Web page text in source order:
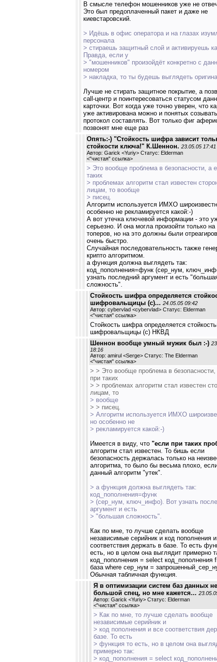
В смысле телефон мошенников уже не
Это был предоплаченный пакет и даже не
киевстаровский.
> Идёшь в офис оператора и на глазах
персонала
> стираешь защитный слой и активируешь
Правда, если у
> "мошенников" произойдёт конкретно с
номером
> накладка, то ты будешь выглядеть
Лучше не стирать защитное покрытие, а
call-центр и поинтересоваться статусом
карточки. Вот когда уже точно уверен, что
уже активирована можно и понятых
протокол составлять. Вот только фиг
позвонят мне еще раз
Опять:-) "Стойкость шифра зависит
стойкости ключа!" К.Шеннон. 23.05.05 17:41
Автор: Garick <Yuriy> Статус: Elderman
<"чистая" ссылка>
> Это вообще проблема в безопасности, а
таких
> проблемах алгоритм стал известен
лицам, то вообще
> писец.
Алгоритм используется ИМХО
особенно не рекламируется какой:-)
А вот утечка ключевой информации - это
серьезно. И она могла произойти только на
топеров, но на это должны были
очень быстро.
Случайная последовательность также
крипто алгоритмом.
а функция должна выглядеть так:
код_пополнения=функ (сер_нум,
узнать последний аргумент и есть
сложность".
Стойкость шифра определяется
шифровальщицы (с)... 24.05.05 09:42
Автор: cybervlad <cybervlad> Статус: Elderman
<"чистая" ссылка>
Стойкость шифра определяется
шифровальщицы (с) НКВД
Шеннон вообще умный мужик был :-)
18:16
Автор: amirul <Serge> Статус: The Elderman
<"чистая" ссылка>
> > Это вообще проблема в
при таких
> > проблемах алгоритм стал известен
лицам, то
> вообще
> > писец.
> Алгоритм используется ИМХО
но особенно не
> рекламируется какой:-)
Имеется в виду, что "если при таких
алгоритм стал известен. То бишь если
безопасность держалась только на
алгоритма, то было бы весьма плохо,
данный алгоритм "утек".
> а функция должна выглядеть так:
код_пополнения=функ
> (сер_нум, ключ_инфо). Вот узнать
аргумент и есть
> "большая сложность".
Как по мне, то лучше сделать вообще
независимые серийник и код пополнения
соответствия держать в базе. То есть
есть, но в целом она выглядит примерно
код_пополнения = select код_пополнения
база where сер_нум =
Обычная табличная функция.
Я в оптимизации систем баз данных не
большой спец, но мне кажется...
Автор: Garick <Yuriy> Статус: Elderman
<"чистая" ссылка>
> Как по мне, то лучше сделать вообще
независимые серийник и
> код пополнения и все соответствия
базе. То есть
> функция то есть, но в целом она
примерно так:
> код_пополнения = select